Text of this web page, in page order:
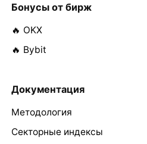
Бонусы от бирж
🔥 OKX
🔥 Bybit
Документация
Методология
Секторные индексы